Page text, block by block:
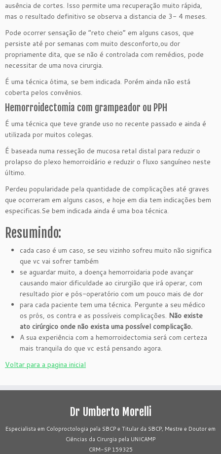
ausência de cortes. Isso permite uma recuperação muito rápida,
mas o resultado definitivo se observa a distancia de 3- 4 meses.
Pode ocorrer sensação de “reto cheio” em alguns casos, que
persiste até por semanas com muito desconforto,ou dor
propriamente dita, que se não é controlada com remédios, pode
necessitar de uma nova cirurgia.
É uma técnica ótima, se bem indicada. Porém ainda não está
coberta pelos convênios.
Hemorroidectomia com grampeador ou PPH
É uma técnica que teve grande uso no recente passado e ainda é
utilizada por muitos colegas.
É baseada numa resseção de mucosa retal distal para reduzir o
prolapso do plexo hemorroidário e reduzir o fluxo sanguíneo neste
último.
Perdeu popularidade pela quantidade de complicações até graves
que ocorreram em alguns casos, e hoje em dia tem indicações bem
especificas.Se bem indicada ainda é uma boa técnica.
Resumindo:
cada caso é um caso, se seu vizinho sofreu muito não significa
que vc vai sofrer também
se aguardar muito, a doença hemorroidaria pode avançar
causando maior dificuldade ao cirurgião que irá operar, com
resultado pior e pós-operatório com um pouco mais de dor
para cada paciente tem uma técnica. Pergunte a seu médico
os prós, os contra e as possíveis complicações. Não existe
ato cirúrgico onde não exista uma possível complicação.
A sua experiência com a hemorroidectomia será com certeza
mais tranquila do que vc está pensando agora.
Voltar para a pagina inicial
Dr Umberto Morelli
Especialista em Coloproctologia pela SBCP e Titular da SBCP, Mestre e Doutor em
Ciências da Cirurgia pela UNICAMP
CRM-SP 159325